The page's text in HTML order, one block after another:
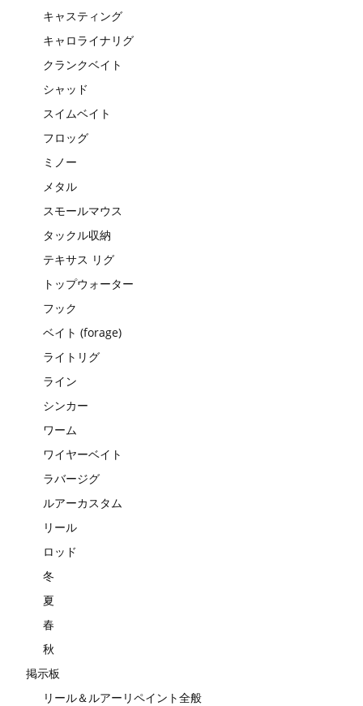
キャスティング
キャロライナリグ
クランクベイト
シャッド
スイムベイト
フロッグ
ミノー
メタル
スモールマウス
タックル収納
テキサス リグ
トップウォーター
フック
ベイト (forage)
ライトリグ
ライン
シンカー
ワーム
ワイヤーベイト
ラバージグ
ルアーカスタム
リール
ロッド
冬
夏
春
秋
掲示板
リール＆ルアーリペイント全般